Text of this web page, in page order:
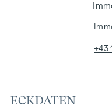
ECKDATEN
+43